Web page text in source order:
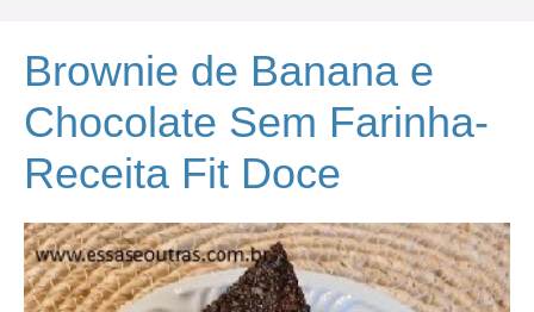
Brownie de Banana e
Chocolate Sem Farinha-
Receita Fit Doce